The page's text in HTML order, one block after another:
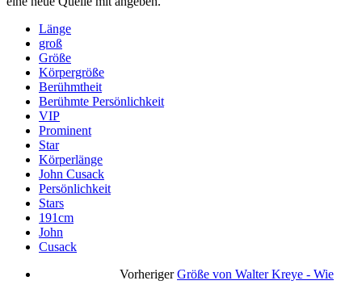
Länge
groß
Größe
Körpergröße
Berühmtheit
Berühmte Persönlichkeit
VIP
Prominent
Star
Körperlänge
John Cusack
Persönlichkeit
Stars
191cm
John
Cusack
Vorheriger Größe von Walter Kreye - Wie